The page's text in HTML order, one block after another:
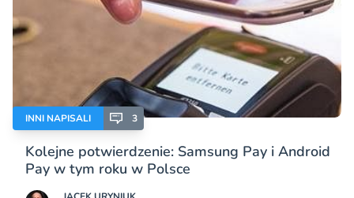
INNI NAPISALI 3
Kolejne potwierdzenie: Samsung Pay i Android
Pay w tym roku w Polsce